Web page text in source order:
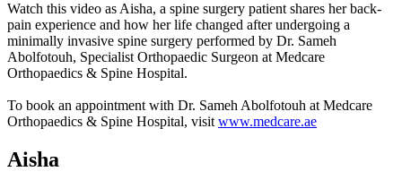
Watch this video as Aisha, a spine surgery patient shares her back-
pain experience and how her life changed after undergoing a
minimally invasive spine surgery performed by Dr. Sameh
Abolfotouh, Specialist Orthopaedic Surgeon at Medcare
Orthopaedics & Spine Hospital.
To book an appointment with Dr. Sameh Abolfotouh at Medcare
Orthopaedics & Spine Hospital, visit www.medcare.ae
Aisha